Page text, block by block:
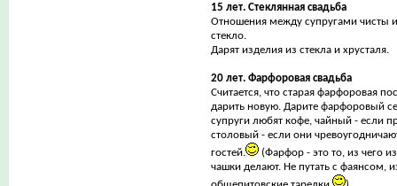
15 лет. Стеклянная свадьба
Отношения между супругами чисты
стекло.
Дарят изделия из стекла и хрусталя.
20 лет. Фарфоровая свадьба
Считается, что старая фарфоровая
дарить новую. Дарите фарфоровый
супруги любят кофе, чайный - если
столовый - если они
гостей.
(Фарфор - это то, из чего
чашки делают. Не путать с фаянсом,